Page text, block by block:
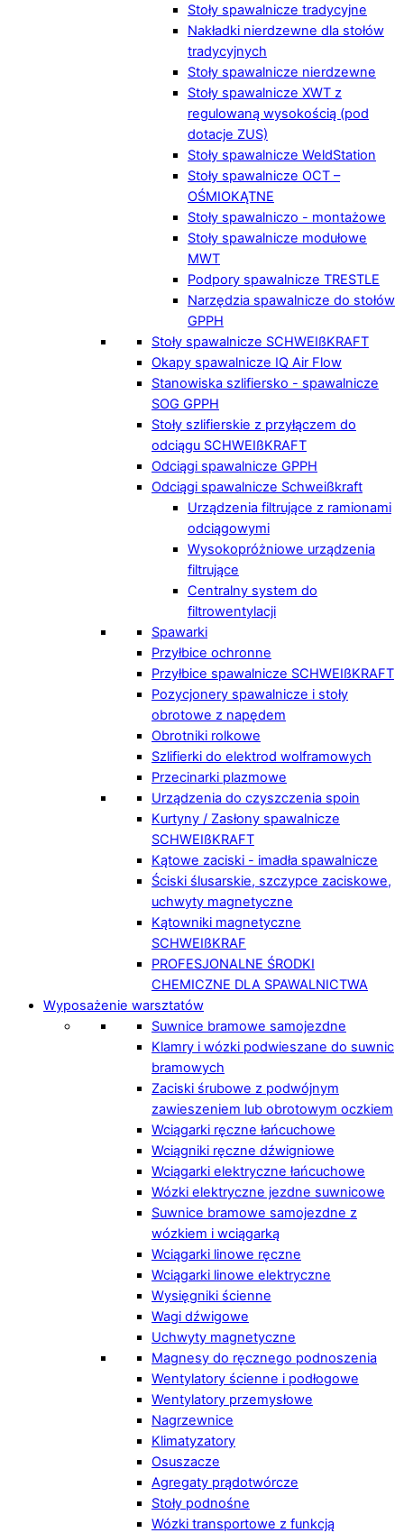
Stoły spawalnicze tradycyjne
Nakładki nierdzewne dla stołów
tradycyjnych
Stoły spawalnicze nierdzewne
Stoły spawalnicze XWT z
regulowaną wysokością (pod
dotacje ZUS)
Stoły spawalnicze WeldStation
Stoły spawalnicze OCT –
OŚMIOKĄTNE
Stoły spawalniczo - montażowe
Stoły spawalnicze modułowe
MWT
Podpory spawalnicze TRESTLE
Narzędzia spawalnicze do stołów
GPPH
Stoły spawalnicze SCHWEIßKRAFT
Okapy spawalnicze IQ Air Flow
Stanowiska szlifiersko - spawalnicze
SOG GPPH
Stoły szlifierskie z przyłączem do
odciągu SCHWEIßKRAFT
Odciągi spawalnicze GPPH
Odciągi spawalnicze Schweißkraft
Urządzenia filtrujące z ramionami
odciągowymi
Wysokopróżniowe urządzenia
filtrujące
Centralny system do
filtrowentylacji
Spawarki
Przyłbice ochronne
Przyłbice spawalnicze SCHWEIßKRAFT
Pozycjonery spawalnicze i stoły
obrotowe z napędem
Obrotniki rolkowe
Szlifierki do elektrod wolframowych
Przecinarki plazmowe
Urządzenia do czyszczenia spoin
Kurtyny / Zasłony spawalnicze
SCHWEIßKRAFT
Kątowe zaciski - imadła spawalnicze
Ściski ślusarskie, szczypce zaciskowe,
uchwyty magnetyczne
Kątowniki magnetyczne
SCHWEIßKRAF
PROFESJONALNE ŚRODKI
CHEMICZNE DLA SPAWALNICTWA
Wyposażenie warsztatów
Suwnice bramowe samojezdne
Klamry i wózki podwieszane do suwnic
bramowych
Zaciski śrubowe z podwójnym
zawieszeniem lub obrotowym oczkiem
Wciągarki ręczne łańcuchowe
Wciągniki ręczne dźwigniowe
Wciągarki elektryczne łańcuchowe
Wózki elektryczne jezdne suwnicowe
Suwnice bramowe samojezdne z
wózkiem i wciągarką
Wciągarki linowe ręczne
Wciągarki linowe elektryczne
Wysięgniki ścienne
Wagi dźwigowe
Uchwyty magnetyczne
Magnesy do ręcznego podnoszenia
Wentylatory ścienne i podłogowe
Wentylatory przemysłowe
Nagrzewnice
Klimatyzatory
Osuszacze
Agregaty prądotwórcze
Stoły podnośne
Wózki transportowe z funkcją